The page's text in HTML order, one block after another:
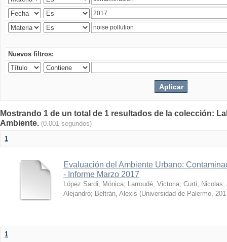
Nuevos filtros:
Mostrando 1 de un total de 1 resultados de la colección:
Ambiente. (0.001 segundos)
1
Evaluación del Ambiente Urbano:
- Informe Marzo 2017
López Sardi, Mónica; Larroudé, Victoria; Curti, Nicolas;
Alejandro; Beltrán, Alexis (Universidad de Palermo,
1